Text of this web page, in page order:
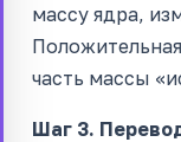
массу ядра,
часть массы
Шаг 3.